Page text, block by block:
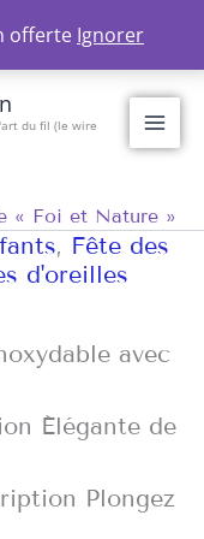
offerte Ignorer
du fil (le wire
« Foi et Nature »
, Fête des
d'oreilles
avec
Élégante de
Plongez